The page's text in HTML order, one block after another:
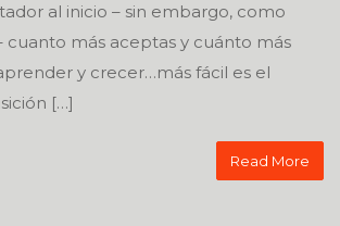
al inicio – sin embargo, como
cuanto más aceptas y cuánto más
y crecer…más fácil es el
[…]
Read More